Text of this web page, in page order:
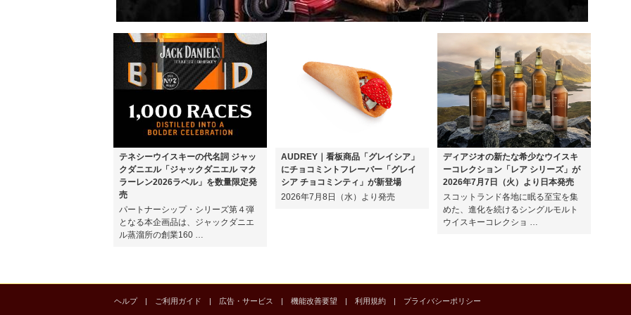
テネシーウイスキーの代名詞 ジャッ
クダニエル「ジャックダニエル マク
ラーレン2026ラベル」を数量限定発
売
パートナーシップ・シリーズ第４弾
となる本企画品は、ジャックダニエ
ル蒸溜所の創業160 …
AUDREY｜看板商品「グレイシア」
にチョコミントフレーバー「グレイ
シア チョコミンティ」が新登場
2026年7月8日（水）より発売
ディアジオの新たな希少なウイスキ
ーコレクション「レア シリーズ」が
2026年7月7日（火）より日本発売
スコットランド各地に眠る至宝を集
めた、進化を続けるシングルモルト
ウイスキーコレクショ …
ヘルプ| ご利用ガイド | 広告・サービス | 機能改善要望 | 利用規約 | プライバシーポリシー